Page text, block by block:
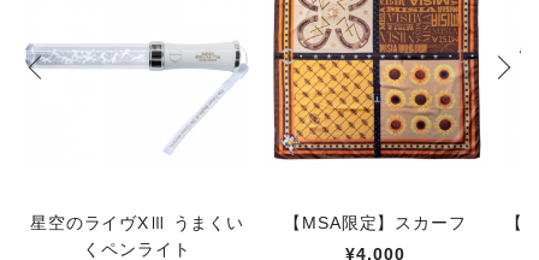
星空のライヴXⅢ うまくい
くペンライト
【MSA限定】スカーフ
¥4,000
【